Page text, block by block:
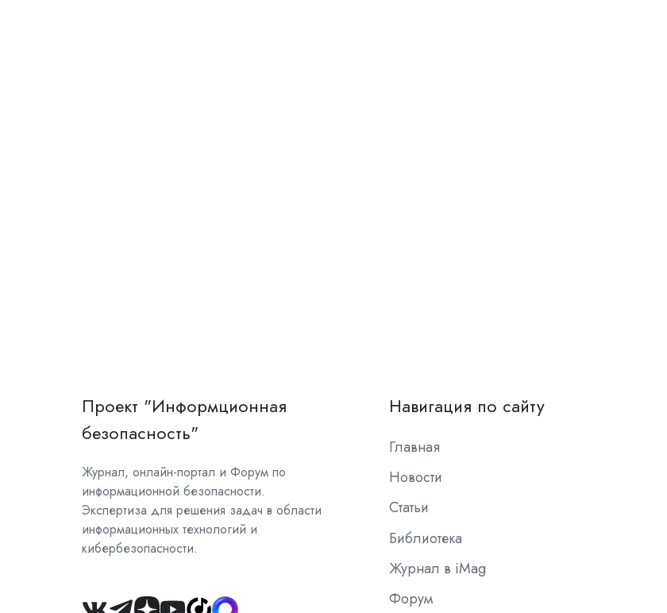
Проект "Информционная
безопасность"
Журнал, онлайн-портал и Форум по
информационной безопасности.
Экспертиза для решения задач в области
информационных технологий и
кибербезопасности.
Навигация по сайту
Главная
Новости
Статьи
Библиотека
Журнал в iMag
Форум